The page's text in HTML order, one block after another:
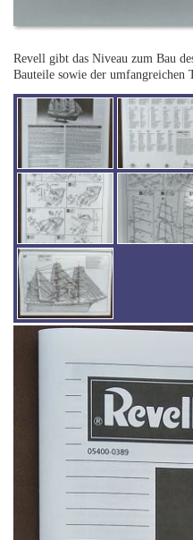
Revell gibt das Niveau zum Bau
Bauteile sowie der umfangreichen